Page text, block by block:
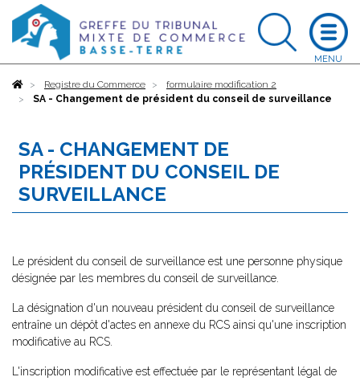
AccueilRegistre du Commerce
formulaire modification 2
SA - Changement de président du conseil de surveillance
SA - CHANGEMENT DE
PRÉSIDENT DU CONSEIL DE
SURVEILLANCE
Le président du conseil de surveillance est une personne physique
désignée par les membres du conseil de surveillance.
La désignation d'un nouveau président du conseil de surveillance
entraîne un dépôt d'actes en annexe du RCS ainsi qu'une inscription
modificative au RCS.
L'inscription modificative est effectuée par le représentant légal de